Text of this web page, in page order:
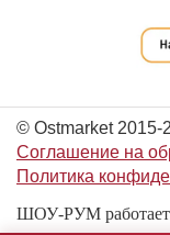
© Ostmarket
Соглашение на
Политика
ШОУ-РУМ работает